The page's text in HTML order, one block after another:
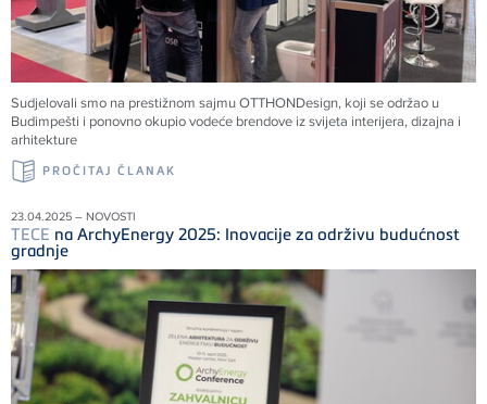
Sudjelovali smo na prestižnom sajmu OTTHONDesign, koji se održao u
Budimpešti i ponovno okupio vodeće brendove iz svijeta interijera, dizajna i
arhitekture
PROČITAJ ČLANAK
23.04.2025 – NOVOSTI
TECE na ArchyEnergy 2025: Inovacije za održivu budućnost
gradnje